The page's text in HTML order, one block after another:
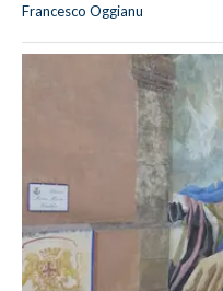
Francesco Oggianu